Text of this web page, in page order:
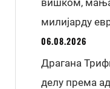
вишком,
милијарду
06.08.2026
Драгана
делу према